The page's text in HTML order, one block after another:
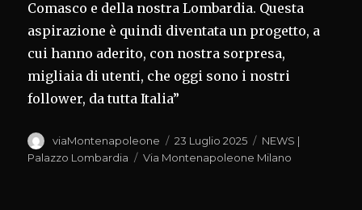
Comasco e della nostra Lombardia. Questa
aspirazione è quindi diventata un progetto, a
cui hanno aderito, con nostra sorpresa,
migliaia di utenti, che oggi sono i nostri
follower, da tutta Italia”
Autore
viaMontenapoleone
Pubblicato
il
23 Luglio 2025 Categorie
NEWS |
Palazzo Lombardia
Tag
Via Montenapoleone Milano